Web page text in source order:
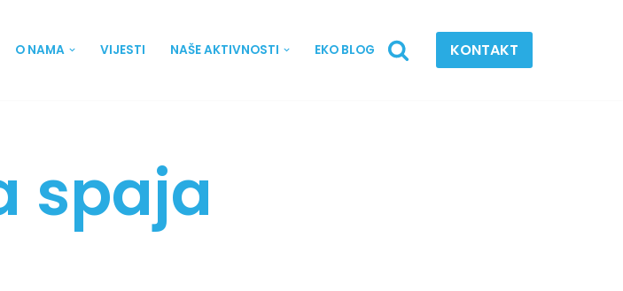
O NAMA VIJESTI NAŠE AKTIVNOSTI EKO BLOG KONTAKT
spaja